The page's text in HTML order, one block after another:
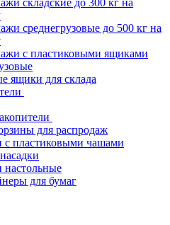
складские до 300 кг на
среднегрузовые до 500 кг на
с пластиковыми ящиками
ящики для склада
для распродаж
с пластиковыми чашами
настольные
для бумаг